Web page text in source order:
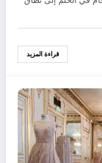
قراءة المزيد